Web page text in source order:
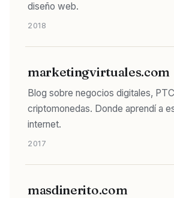
diseño web.
2018
marketingvirtuales.com
Blog sobre negocios digitales,
criptomonedas. Donde aprendí a
internet.
2017
masdinerito.com